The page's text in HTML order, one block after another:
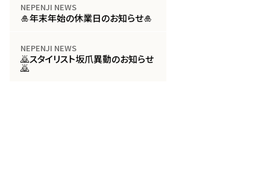
NEPENJI NEWS
🎍年末年始の休業日のお知らせ🎍
NEPENJI NEWS
🙇スタイリスト坂爪異動のお知らせ
🙇